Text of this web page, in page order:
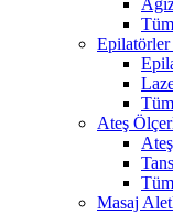
Epilatörler
Ateş
Masaj